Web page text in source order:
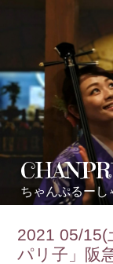
ちゃんぷるーし
2021 05/15(
パリ子」阪